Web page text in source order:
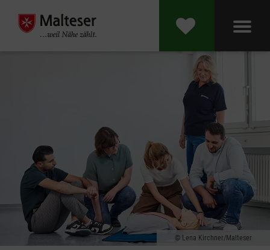
Lena Kirchner/Malteser